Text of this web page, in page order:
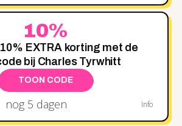
10%
EXTRA korting met de
bij Charles Tyrwhitt
TOON CODE
nog 5 dagen Info